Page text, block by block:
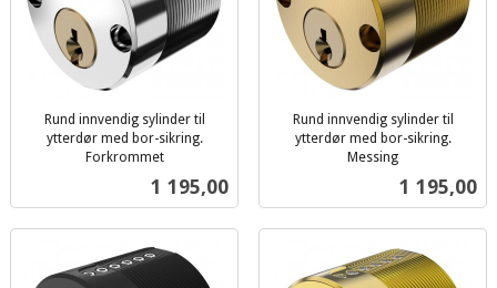
Rund innvendig sylinder til
ytterdør med bor-sikring.
Forkrommet
Pris
1 195,00
Rund innvendig sylinder til
ytterdør med bor-sikring.
Messing
Pris
1 195,00